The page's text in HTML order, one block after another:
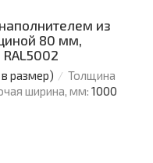
из
80 мм,
размер)
Толщина
ширина, мм: 1000